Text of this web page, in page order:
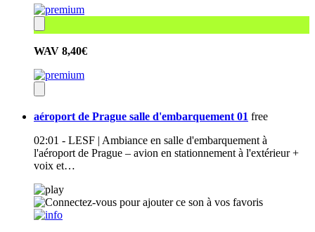
WAV 8,40€
aéroport de Prague salle d'embarquement 01 free
02:01 - LESF | Ambiance en salle d'embarquement à
l'aéroport de Prague – avion en stationnement à l'extérieur +
voix et…